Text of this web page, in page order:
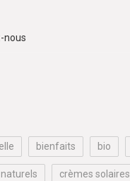
nous
bienfaits bio
crèmes solaires